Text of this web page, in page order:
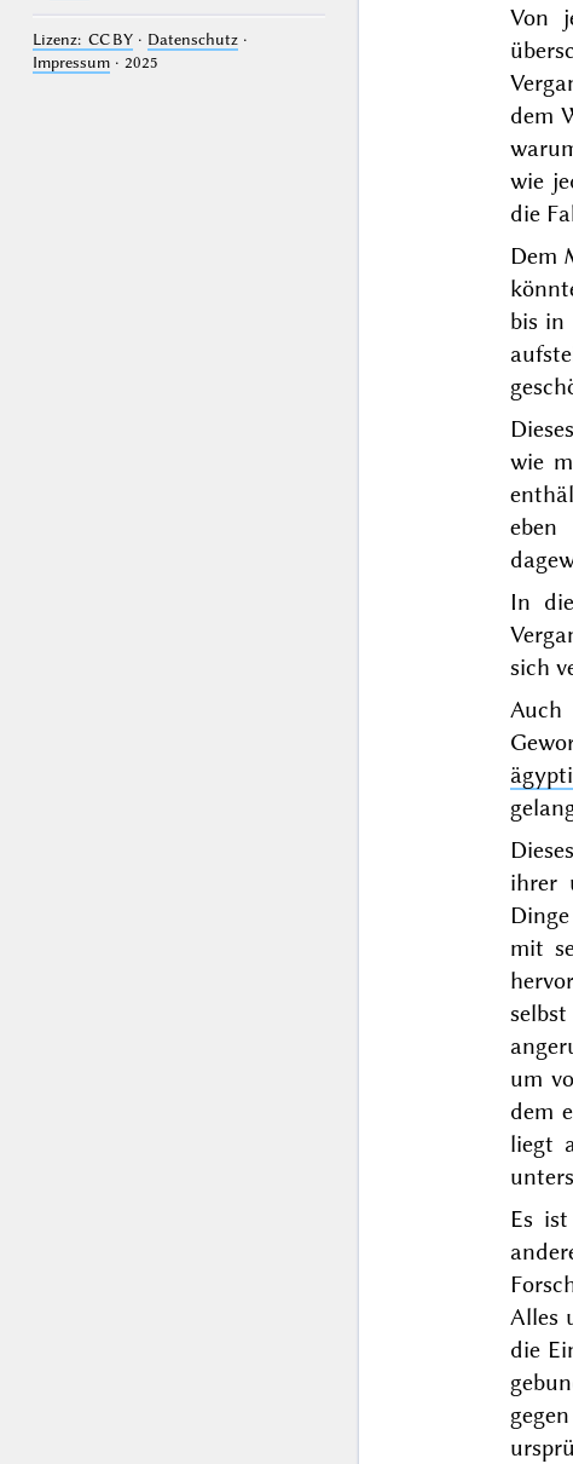
Lizenz: CC BY· Datenschutz·
Impressum· 2025
Von
dem
wie
die
Dem
bis in
wie
eben
In
sich
Auch
ihrer
mit
um
dem
liegt
Es
Alles
die